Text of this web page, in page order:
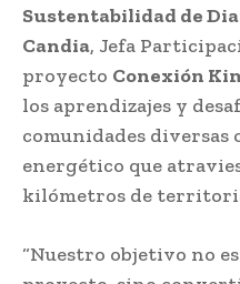
Sustentabilidad de
Candia, Jefa
proyecto Conexión
los aprendizajes y
comunidades diversas
energético que
kilómetros de
“Nuestro objetivo no